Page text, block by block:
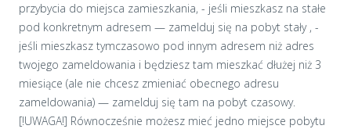
przybycia do miejsca zamieszkania, - jeśli mieszkasz na stałe
pod konkretnym adresem — zamelduj się na pobyt stały , -
jeśli mieszkasz tymczasowo pod innym adresem niż adres
twojego zameldowania i będziesz tam mieszkać dłużej niż 3
miesiące (ale nie chcesz zmieniać obecnego adresu
zameldowania) — zamelduj się tam na pobyt czasowy.
[!UWAGA!] Równocześnie możesz mieć jedno miejsce pobytu